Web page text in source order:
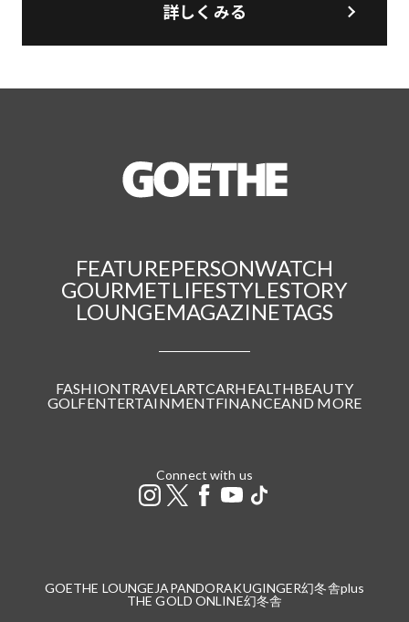
詳しくみる
FEATUREPERSONWATCH
GOURMETLIFESTYLESTORY
LOUNGEMAGAZINETAGS
FASHIONTRAVELARTCARHEALTHBEAUTY
GOLFENTERTAINMENTFINANCEAND MORE
Connect with us
GOETHE LOUNGE JAPANDORAKUGINGER幻冬舎plus
THE GOLD ONLINE幻冬舎